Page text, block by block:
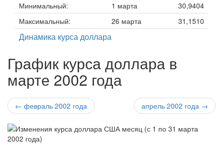
Минимальный:
1 марта
30,9404
Максимальный:
26 марта 31,1510
Динамика курса доллара
График курса доллара в
марте 2002 года
← февраль 2002 года апрель 2002 года →